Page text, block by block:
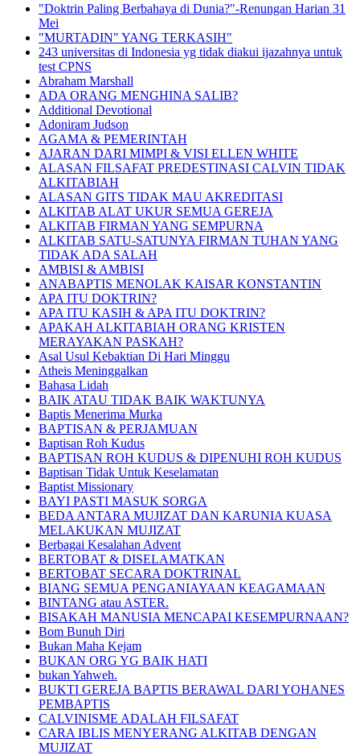
"Doktrin Paling Berbahaya di Dunia?"-Renungan Harian 31
Mei
"MURTADIN" YANG TERKASIH"
243 universitas di Indonesia yg tidak diakui ijazahnya untuk
test CPNS
Abraham Marshall
ADA ORANG MENGHINA SALIB?
Additional Devotional
Adoniram Judson
AGAMA & PEMERINTAH
AJARAN DARI MIMPI & VISI ELLEN WHITE
ALASAN FILSAFAT PREDESTINASI CALVIN TIDAK
ALKITABIAH
ALASAN GITS TIDAK MAU AKREDITASI
ALKITAB ALAT UKUR SEMUA GEREJA
ALKITAB FIRMAN YANG SEMPURNA
ALKITAB SATU-SATUNYA FIRMAN TUHAN YANG
TIDAK ADA SALAH
AMBISI & AMBISI
ANABAPTIS MENOLAK KAISAR KONSTANTIN
APA ITU DOKTRIN?
APA ITU KASIH & APA ITU DOKTRIN?
APAKAH ALKITABIAH ORANG KRISTEN
MERAYAKAN PASKAH?
Asal Usul Kebaktian Di Hari Minggu
Atheis Meninggalkan
Bahasa Lidah
BAIK ATAU TIDAK BAIK WAKTUNYA
Baptis Menerima Murka
BAPTISAN & PERJAMUAN
Baptisan Roh Kudus
BAPTISAN ROH KUDUS & DIPENUHI ROH KUDUS
Baptisan Tidak Untuk Keselamatan
Baptist Missionary
BAYI PASTI MASUK SORGA
BEDA ANTARA MUJIZAT DAN KARUNIA KUASA
MELAKUKAN MUJIZAT
Berbagai Kesalahan Advent
BERTOBAT & DISELAMATKAN
BERTOBAT SECARA DOKTRINAL
BIANG SEMUA PENGANIAYAAN KEAGAMAAN
BINTANG atau ASTER.
BISAKAH MANUSIA MENCAPAI KESEMPURNAAN?
Bom Bunuh Diri
Bukan Maha Kejam
BUKAN ORG YG BAIK HATI
bukan Yahweh.
BUKTI GEREJA BAPTIS BERAWAL DARI YOHANES
PEMBAPTIS
CALVINISME ADALAH FILSAFAT
CARA IBLIS MENYERANG ALKITAB DENGAN
MUJIZAT